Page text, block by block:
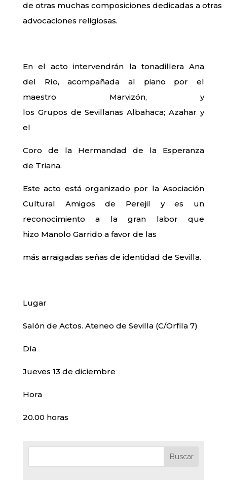
de otras muchas composiciones dedicadas a otras
advocaciones religiosas.
En el acto intervendrán la tonadillera Ana
del Río, acompañada al piano por el
maestro Marvizón, y
los Grupos de Sevillanas Albahaca; Azahar y
el
Coro de la Hermandad de la Esperanza
de Triana.
Este acto está organizado por la Asociación
Cultural Amigos de Perejil y es un
reconocimiento a la gran labor que
hizo Manolo Garrido a favor de las
más arraigadas señas de identidad de Sevilla.
Lugar
Salón de Actos. Ateneo de Sevilla (C/Orfila 7)
Día
Jueves 13 de diciembre
Hora
20.00 horas
Buscar